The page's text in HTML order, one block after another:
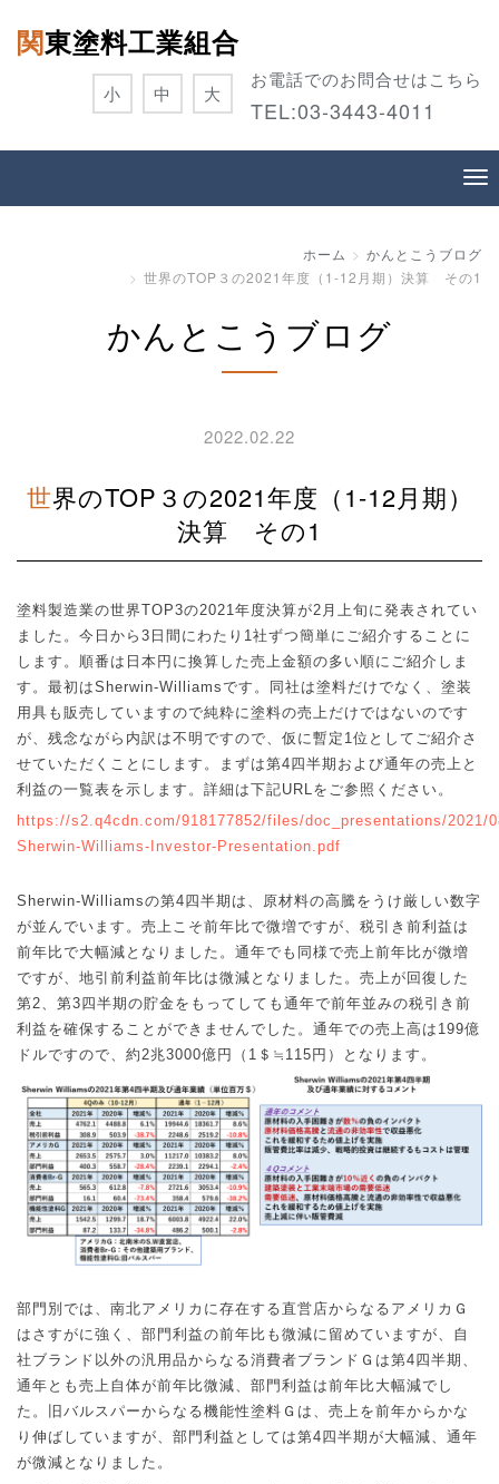
関東塗料工業組合
お電話でのお問合せはこちら
TEL:03-3443-4011
小 中 大
ホーム
かんとこうブログ
世界のTOP３の2021年度（1-12月期）決算 その1
かんとこうブログ
2022.02.22
世界のTOP３の2021年度（1-12月期）
決算 その1
塗料製造業の世界TOP3の2021年度決算が2 月上旬に発表されてい
ました。今日から 3 日間にわたり 1社ずつ簡単にご紹介することに
します。順番は日本円に換算した売上金額の多い順にご紹介しま
す。最初はSherwin-Williamsです。同社は塗料だけでなく、塗装
用具も販売していますので純粋に塗料の売上だけではないのです
が、残念ながら内訳は不明ですので、仮に暫定 1位としてご紹介さ
せていただくことにします。まずは第4 四半期および通年の売上と
利益の一覧表を示します。詳細は下記URLをご参照ください。
https://s2.q4cdn.com/918177852/files/doc_presentations/2021/
Sherwin-Williams-Investor-Presentation.pdf
Sherwin-Williamsの第4 四半期は、原材料の高騰をうけ厳しい数字
が並んでいます。売上こそ前年比で微増ですが、税引き前利益は
前年比で大幅減となりました。通年でも同様で売上前年比が微増
ですが、地引前利益前年比は微減となりました。売上が回復した
第2、第3 四半期の貯金をもってしても通年で前年並みの税引き前
利益を確保することができませんでした。通年での売上高は 199億
ドルですので、約2兆3000億円（ 1 ＄ ≒ 115 円）となります。
部門別では、南北アメリカに存在する直営店からなるアメリカＧ
はさすがに強く、部門利益の前年比も微減に留めていますが、自
社ブランド以外の汎用品からなる消費者ブランドＧは第4 四半期、
通年とも売上自体が前年比微減、部門利益は前年比大幅減でし
た。旧バルスパーからなる機能性塗料Ｇは、売上を前年からかな
り伸ばしていますが、部門利益としては第4 四半期が大幅減、通年
が微減となりました。